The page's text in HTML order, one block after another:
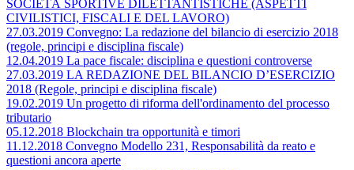
SOCIETÀ SPORTIVE DILETTANTISTICHE (ASPETTI
CIVILISTICI, FISCALI E DEL LAVORO)
27.03.2019 Convegno: La redazione del bilancio di esercizio 2018
(regole, principi e disciplina fiscale)
12.04.2019 La pace fiscale: disciplina e questioni controverse
27.03.2019 LA REDAZIONE DEL BILANCIO D’ESERCIZIO
2018 (Regole, principi e disciplina fiscale)
19.02.2019 Un progetto di riforma dell'ordinamento del processo
tributario
05.12.2018 Blockchain tra opportunità e timori
11.12.2018 Convegno Modello 231, Responsabilità da reato e
questioni ancora aperte